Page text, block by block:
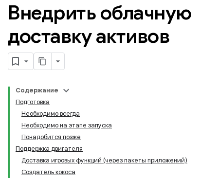
Внедрить облачную
доставку активов
Содержание
Подготовка
Необходимо всегда
Необходимо на этапе запуска
Понадобится позже
Поддержка двигателя
Доставка игровых функций (через пакеты приложений)
Создатель кокоса